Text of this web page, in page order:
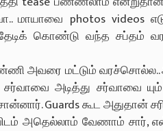
மாயாவை photos videos
கொண்டு வந்த சப்தம் வர..
அவரை மட்டும்
அடித்து சர்வாவை
Guards கூட அதுதான்
அதெல்லாம் வேணாம் சார்,